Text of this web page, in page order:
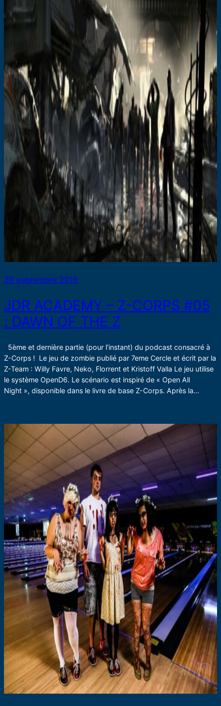
30 septembre 2016
JDR ACADEMY – Z-CORPS #05
: DAWN OF THE Z
5ème et dernière partie (pour l’instant) du podcast consacré à
Z-Corps ! Le jeu de zombie publié par 7eme Cercle et écrit par la
Z-Team : Willy Favre, Neko, Florrent et Kristoff Valla Le jeu utilise
le système OpenD6. Le scénario est inspiré de « Open All
Night », disponible dans le livre de base Z-Corps. Après la…